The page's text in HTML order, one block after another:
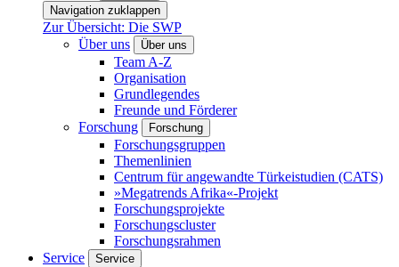
Navigation zuklappen
Zur Übersicht: Die SWP
Über uns
Über uns
Team A-Z
Organisation
Grundlegendes
Freunde und Förderer
Forschung
Forschung
Forschungsgruppen
Themenlinien
Centrum für angewandte Türkeistudien (CATS)
»Megatrends Afrika«-Projekt
Forschungsprojekte
Forschungscluster
Forschungsrahmen
Service
Service